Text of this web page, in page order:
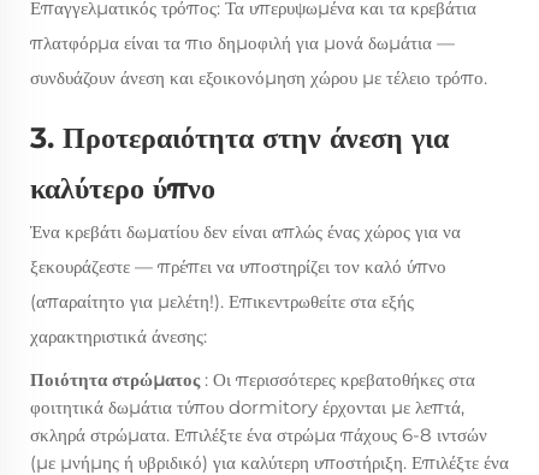
Επαγγελματικός τρόπος: Τα υπερυψωμένα και τα κρεβάτια
πλατφόρμα είναι τα πιο δημοφιλή για μονά δωμάτια —
συνδυάζουν άνεση και εξοικονόμηση χώρου με τέλειο τρόπο.
3. Προτεραιότητα στην άνεση για
καλύτερο ύπνο
Ένα κρεβάτι δωματίου δεν είναι απλώς ένας χώρος για να
ξεκουράζεστε — πρέπει να υποστηρίζει τον καλό ύπνο
(απαραίτητο για μελέτη!). Επικεντρωθείτε στα εξής
χαρακτηριστικά άνεσης:
Ποιότητα στρώματος : Οι περισσότερες κρεβατοθήκες στα
φοιτητικά δωμάτια τύπου dormitory έρχονται με λεπτά,
σκληρά στρώματα. Επιλέξτε ένα στρώμα πάχους 6-8 ιντσών
(με μνήμης ή υβριδικό) για καλύτερη υποστήριξη. Επιλέξτε ένα